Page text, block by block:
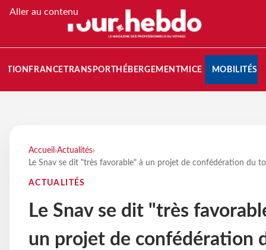
Aller au contenu
FRANCETRANSPORT HÉBERGEMENTMICE MOBILITÉS
Accueil ›Actualités›
Le Snav se dit "très favorable" à un projet de confédération du
ACTUALITÉS
Le Snav se dit "très
un projet de confédération